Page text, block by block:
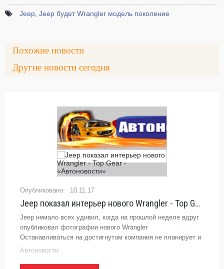
Jeep Jeep будет Wrangler модель поколение
Похожие новости
Другие новости сегодня
10.11.17
Jeep показал интерьер нового Wrangler - Top Gear - «Автоновости»
Jeep немало всех удивил, когда на прошлой неделе вдруг
опубликовал фотографии нового Wrangler.
Останавливаться на достигнутом компания не планирует и
показывает интерьер обновленного
Автоновости